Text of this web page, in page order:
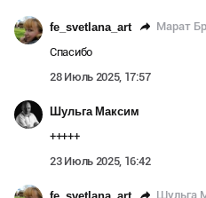
fe_svetlana_art Марат
Спасибо
28 Июль 2025, 17:57
Шульга Максим
+++++
23 Июль 2025, 16:42
Шульга